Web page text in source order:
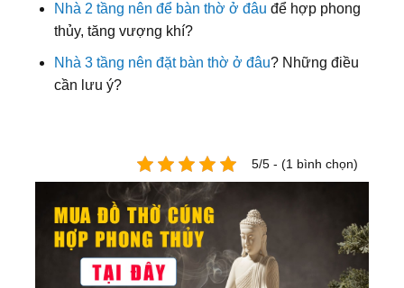
Nhà 2 tầng nên để bàn thờ ở đâu để hợp phong
thủy, tăng vượng khí?
Nhà 3 tầng nên đặt bàn thờ ở đâu? Những điều
cần lưu ý?
5/5 - (1 bình chọn)